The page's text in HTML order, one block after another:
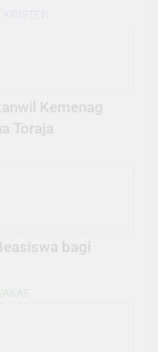
Kemenag
Toraja
bagi